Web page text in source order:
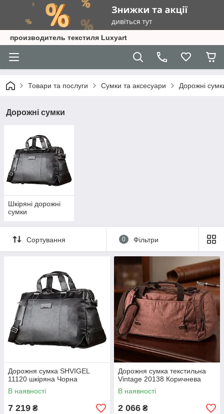
производитель текстиля Luxyart
Товари та послуги Сумки та аксесуари Дорожні
Дорожні сумки
Шкіряні дорожні
сумки
Сортування 0 Фільтри
Дорожня сумка SHVIGEL
11120 шкіряна Чорна
В наявності
7 219 ₴
Дорожня сумка текстильна
Vintage 20138 Коричнева
В наявності
2 066 ₴